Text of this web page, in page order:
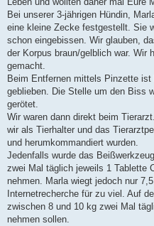
Bei unserer 3-jährigen Hündin,
eine kleine Zecke festgestellt. Sie
schon eingebissen. Wir glauben,
der Korpus braun/gelblich war. Wir
gemacht.
Beim Entfernen mittels Pinzette
geblieben. Die Stelle um den Biss
gerötet.
Wir waren dann direkt beim
wir als Tierhalter und das
und herumkommandiert wurden.
Jedenfalls wurde das
zwei Mal täglich jeweils 1 Tablette
nehmen. Marla wiegt jedoch nur
Internetrecherche für zu viel. Auf
zwischen 8 und 10 kg zwei Mal
nehmen sollen.